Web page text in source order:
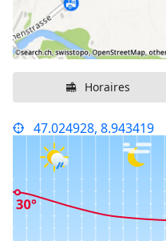
Horaires
47.024928, 8.943419